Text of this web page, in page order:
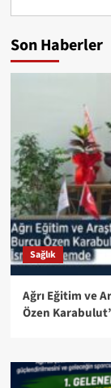
Son Haberler
Sağlık
Ağrı Eğitim ve
Özen